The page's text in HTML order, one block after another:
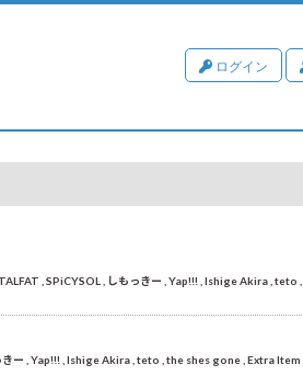
ログイン
SPiCYSOL しもっきー Yap!!! Ishige Akira teto
きー Yap!!! Ishige Akira teto the shes gone Extra Item